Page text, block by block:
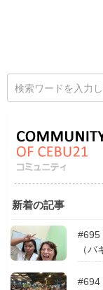
新着の記事
#695
（
#694